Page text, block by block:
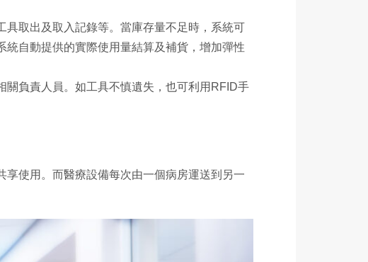
具取出及取入記錄等。當庫存量不足時，系統可
自動提供的實際使用量結算及補貨，增加彈性
關負責人員。如工具不慎遺失，也可利用RFID手
使用。而醫療設備每次由一個病房運送到另一